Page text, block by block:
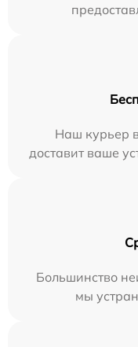
Наш курьер
доставит ваше
Большинство
мы